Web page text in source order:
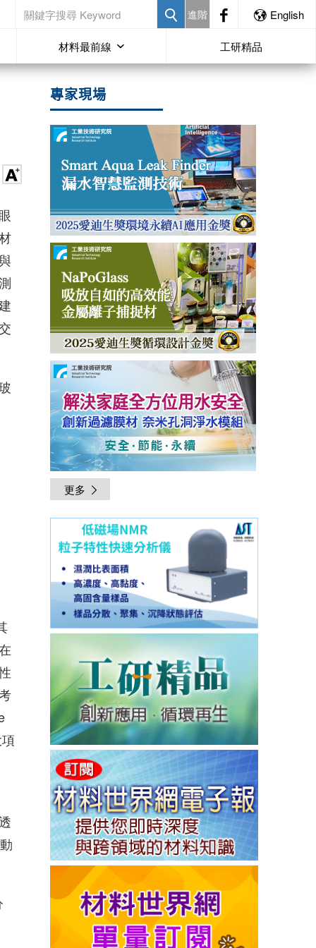
進階 English
材料最前線 工研精品
專家現場
更多